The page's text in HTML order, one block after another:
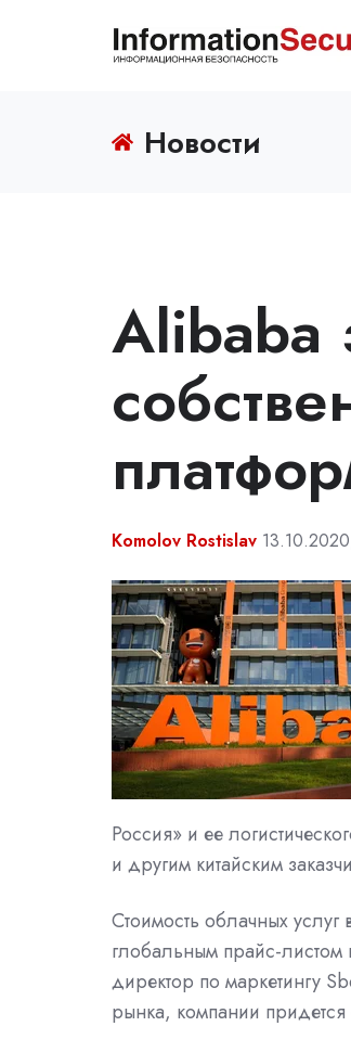
Новости
Alibaba
Komolov Rostislav
Россия» и ее
и другим китайским
Стоимость облачных
глобальным прайс-листом
директор по маркетингу
рынка, компании